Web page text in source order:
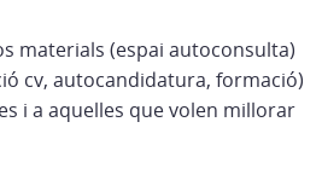
materials (espai autoconsulta)
cv, autocandidatura, formació)
i a aquelles que volen millorar